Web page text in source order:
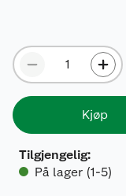
Kjøp
Tilgjengelig:
På lager (1-5)